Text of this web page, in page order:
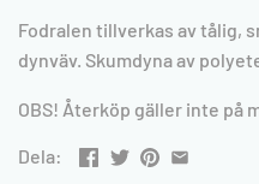
Fodralen tillverkas av tålig,
dynväv. Skumdyna av
OBS! Återköp gäller inte på
Dela: